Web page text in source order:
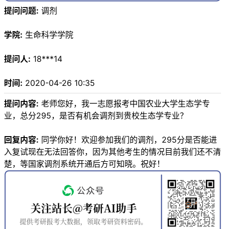
提问问题: 调剂
学院: 生命科学学院
提问人: 18***14
时间: 2020-04-26 10:35
提问内容: 老师您好，我一志愿报考中国农业大学生态学专
业，总分295，是否有机会调剂到贵校生态学专业？
回复内容: 同学你好！欢迎参加我们的调剂，295分是否能进
入复试现在无法回答你，因为其他考生的情况目前我们还不清
楚，等国家调剂系统开通后方可知晓。祝好！